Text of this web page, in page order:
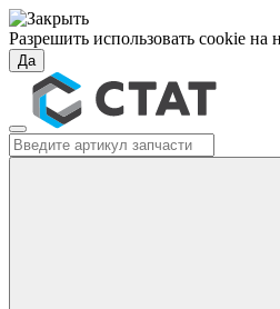
Разрешить использовать cookie на
Да